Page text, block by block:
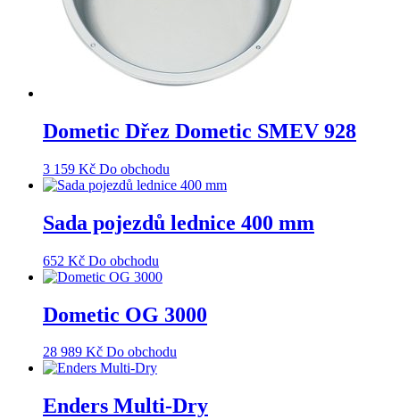
Dometic Dřez Dometic SMEV 928
3 159 Kč Do obchodu
Sada pojezdů lednice 400 mm
652 Kč Do obchodu
Dometic OG 3000
28 989 Kč Do obchodu
Enders Multi-Dry